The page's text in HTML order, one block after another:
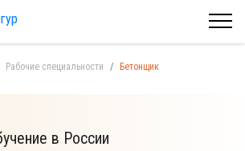
Рабочие специальности Бетонщик
в России